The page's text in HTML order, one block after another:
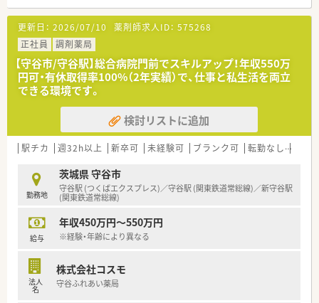
【募集背景と求める人物像について】
■今回は、患者様へのサービス向上とより働きやすい環境を整え
るための欠員補充です。
■向上心があり、大手企業と同水準の評価制度のもとでキャリア
を築きたい方を歓迎します。
■チームワークと「ありがとう」の気持ちを大切に、患者様や同
僚に接することができる方を求めます。
【勤務実態について】
■休日は日曜と他1日を指定する完全週休2日制で、年間休日は
114日を確保しています。
プライベートも充実できます。
■年に1日ご自身の誕生月に取得できるバースデー休暇制度があ
り、社員から好評です。
【職場環境と雰囲気】
■20代から30代の若手スタッフが中心となって活躍しており、
よく業務に取り組めます。
■近隣に系列店舗があるため、急な休みなどにも柔軟に対応でき
更新日： 2026/07/10 薬剤師求人ID： 575268
正社員
調剤薬局
【守谷市/守谷駅】総合病院門前でスキルアップ！年収550万
円可・有休取得率100%（2年実績）で、仕事と私生活を両立
できる環境です。
検討リストに追加
駅チカ 週32h以上 新卒可 未経験可 ブランク可 転勤なし
勤務地
茨城県 守谷市
守谷駅 (つくばエクスプレス)／守谷駅 (関東鉄道常総線)／新守谷駅
(関東鉄道常総線)
給与
年収450万円～550万円
※経験・年齢により異なる
法人
名
株式会社コスモ
守谷ふれあい薬局